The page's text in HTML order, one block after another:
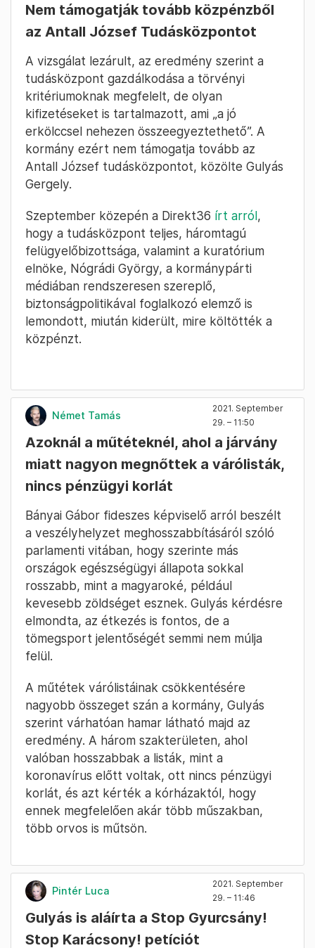
Nem támogatják tovább közpénzből
az Antall József Tudásközpontot
A vizsgálat lezárult, az eredmény szerint a
tudásközpont gazdálkodása a törvényi
kritériumoknak megfelelt, de olyan
kifizetéseket is tartalmazott, ami „a jó
erkölccsel nehezen összeegyeztethető”. A
kormány ezért nem támogatja tovább az
Antall József tudásközpontot, közölte Gulyás
Gergely.
Szeptember közepén a Direkt36 írt arról,
hogy a tudásközpont teljes, háromtagú
felügyelőbizottsága, valamint a kuratórium
elnöke, Nógrádi György, a kormánypárti
médiában rendszeresen szereplő,
biztonságpolitikával foglalkozó elemző is
lemondott, miután kiderült, mire költötték a
közpénzt.
Német Tamás
2021. September
29. – 11:50
Azoknál a műtéteknél, ahol a járvány
miatt nagyon megnőttek a várólisták,
nincs pénzügyi korlát
Bányai Gábor fideszes képviselő arról beszélt
a veszélyhelyzet meghosszabbításáról szóló
parlamenti vitában, hogy szerinte más
országok egészségügyi állapota sokkal
rosszabb, mint a magyaroké, például
kevesebb zöldséget esznek. Gulyás kérdésre
elmondta, az étkezés is fontos, de a
tömegsport jelentőségét semmi nem múlja
felül.
A műtétek várólistáinak csökkentésére
nagyobb összeget szán a kormány, Gulyás
szerint várhatóan hamar látható majd az
eredmény. A három szakterületen, ahol
valóban hosszabbak a listák, mint a
koronavírus előtt voltak, ott nincs pénzügyi
korlát, és azt kérték a kórházaktól, hogy
ennek megfelelően akár több műszakban,
több orvos is műtsön.
Pintér Luca
2021. September
29. – 11:46
Gulyás is aláírta a Stop Gyurcsány!
Stop Karácsony! petíciót